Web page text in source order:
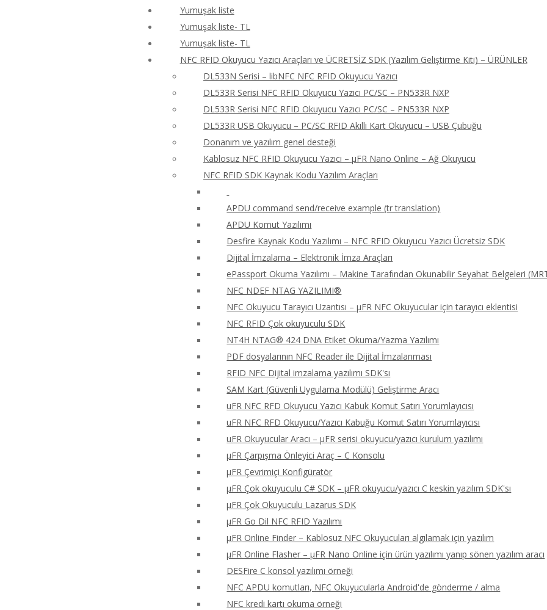
Yumuşak liste
Yumuşak liste- TL
Yumuşak liste- TL
NFC RFID Okuyucu Yazıcı Araçları ve ÜCRETSİZ SDK (Yazılım Geliştirme Kiti) – ÜRÜNLER
DL533N Serisi – libNFC NFC RFID Okuyucu Yazıcı
DL533R Serisi NFC RFID Okuyucu Yazıcı PC/SC – PN533R NXP
DL533R Serisi NFC RFID Okuyucu Yazıcı PC/SC – PN533R NXP
DL533R USB Okuyucu – PC/SC RFID Akıllı Kart Okuyucu – USB Çubuğu
Donanım ve yazılım genel desteği
Kablosuz NFC RFID Okuyucu Yazıcı – μFR Nano Online – Ağ Okuyucu
NFC RFID SDK Kaynak Kodu Yazılım Araçları
APDU command send/receive example (tr translation)
APDU Komut Yazılımı
Desfire Kaynak Kodu Yazılımı – NFC RFID Okuyucu Yazıcı Ücretsiz SDK
Dijital İmzalama – Elektronik İmza Araçları
ePassport Okuma Yazılımı – Makine Tarafından Okunabilir Seyahat Belgeleri
NFC NDEF NTAG YAZILIMI®
NFC Okuyucu Tarayıcı Uzantısı – μFR NFC Okuyucular için tarayıcı eklentisi
NFC RFID Çok okuyuculu SDK
NT4H NTAG® 424 DNA Etiket Okuma/Yazma Yazılımı
PDF dosyalarının NFC Reader ile Dijital İmzalanması
RFID NFC Dijital imzalama yazılımı SDK'sı
SAM Kart (Güvenli Uygulama Modülü) Geliştirme Aracı
uFR NFC RFD Okuyucu Yazıcı Kabuk Komut Satırı Yorumlayıcısı
uFR NFC RFD Okuyucu/Yazıcı Kabuğu Komut Satırı Yorumlayıcısı
uFR Okuyucular Aracı – μFR serisi okuyucu/yazıcı kurulum yazılımı
μFR Çarpışma Önleyici Araç – C Konsolu
μFR Çevrimiçi Konfigüratör
μFR Çok okuyuculu C# SDK – μFR okuyucu/yazıcı C keskin yazılım SDK'sı
μFR Çok Okuyuculu Lazarus SDK
μFR Go Dil NFC RFID Yazılımı
μFR Online Finder – Kablosuz NFC Okuyucuları algılamak için yazılım
μFR Online Flasher – μFR Nano Online için ürün yazılımı yanıp sönen yazılım aracı
DESFire C konsol yazılımı örneği
NFC APDU komutları, NFC Okuyucularla Android'de gönderme / alma
NFC kredi kartı okuma örneği